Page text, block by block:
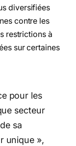
diversifiées
contre les
restrictions à
sur certaines
pour les
secteur
sa
unique »,